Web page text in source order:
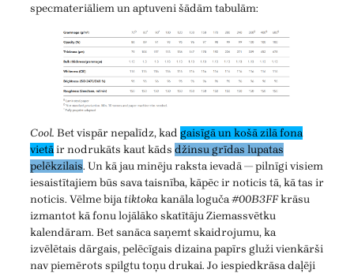
specmateriāliem un aptuveni šādām tabulām:
Cool. Bet vispār nepalīdz, kad gaisīgā un košā zilā fona
vietāir nodrukāts kaut kāds džinsu grīdas lupatas
pelēkzilais. Un kā jau minēju raksta ievadā — pilnīgi visiem
iesaistītajiem būs sava taisnība, kāpēc ir noticis tā, kā tas ir
noticis. Vēlme bijatiktokakanāla loguča#00B3FFkrāsu
izmantot kā fonu lojālāko skatītāju Ziemassvētku
kalendāram. Bet sanāca saņemt skaidrojumu, ka
izvēlētais dārgais, pelēcīgais dizaina papīrs gluži vienkārši
nav piemērots spilgtu toņu drukai. Jo iespiedkrāsa daļēji